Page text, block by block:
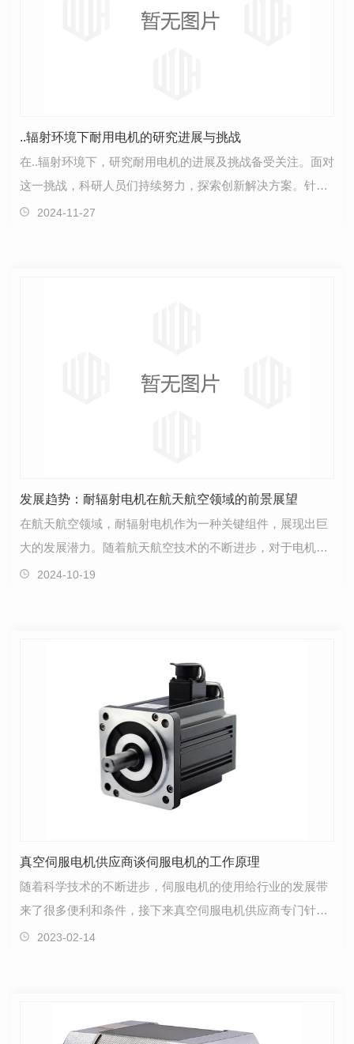
..辐射环境下耐用电机的研究进展与挑战
在..辐射环境下，研究耐用电机的进展及挑战备受关注。面对
这一挑战，科研人员们持续努力，探索创新解决方案。针对..
辐射环境对电机性能的冲击，研究者们着眼于提高…
2024-11-27
发展趋势：耐辐射电机在航天航空领域的前景展望
在航天航空领域，耐辐射电机作为一种关键组件，展现出巨
大的发展潜力。随着航天航空技术的不断进步，对于电机的
性能和可靠性提出了更高的要求，这也为耐辐射电机的…
2024-10-19
真空伺服电机供应商谈伺服电机的工作原理
随着科学技术的不断进步，伺服电机的使用给行业的发展带
来了很多便利和条件，接下来真空伺服电机供应商专门针对
伺服电机的工作原理进行讲解，大家一起来看看吧！伺…
2023-02-14